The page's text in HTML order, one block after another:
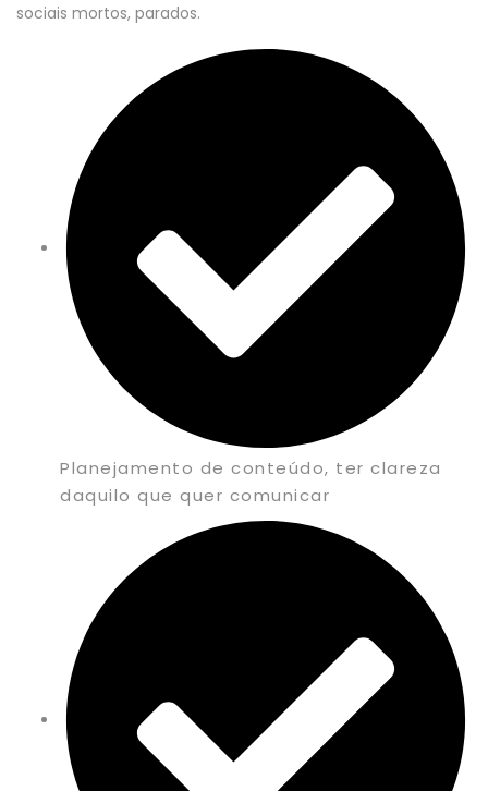
sociais mortos, parados.
Planejamento de conteúdo, ter clareza
daquilo que quer comunicar